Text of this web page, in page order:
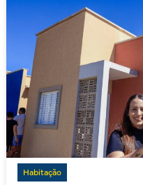
Habitação